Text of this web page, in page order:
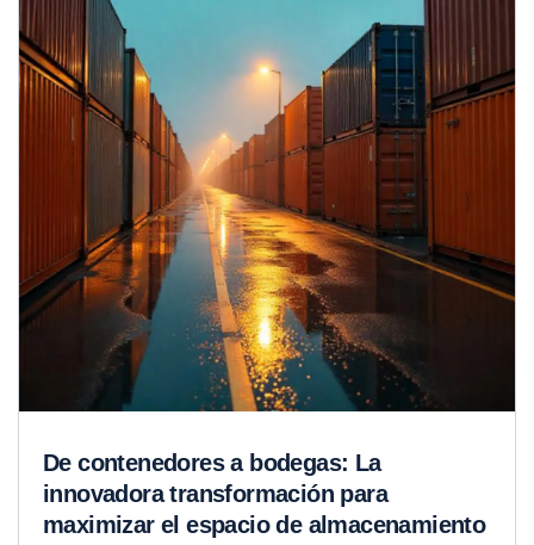
De contenedores a bodegas: La
innovadora transformación para
maximizar el espacio de almacenamiento